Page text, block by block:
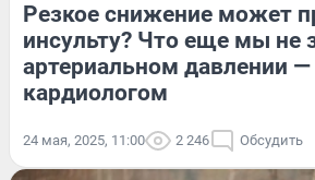
Резкое снижение может
инсульту? Что еще мы не
артериальном давлении —
кардиологом
24 мая, 2025, 11:00 2 246 Обсудить